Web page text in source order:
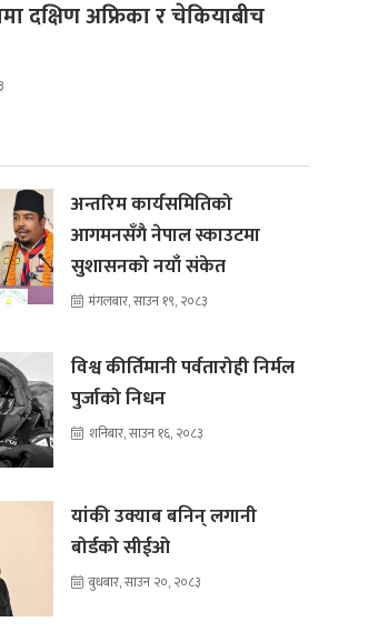
दक्षिण अफ्रिका र चेकियाबीच
अन्तरिम कार्यसमितिको
आगमनसँगै नेपाल स्काउटमा
सुशासनको नयाँ संकेत
मंगलबार, साउन १९, २०८३
विश्व कीर्तिमानी पर्वतारोही निर्मल
पुर्जाको निधन
शनिबार, साउन १६, २०८३
यांकी उक्याब बनिन् लगानी
बोर्डको सीईओ
बुधबार, साउन २०, २०८३